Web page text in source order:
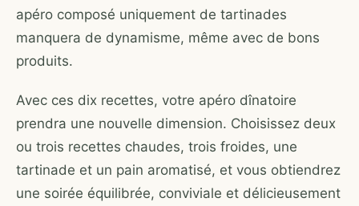
apéro composé uniquement de tartinades
manquera de dynamisme, même avec de bons
produits.
Avec ces dix recettes, votre apéro dînatoire
prendra une nouvelle dimension. Choisissez deux
ou trois recettes chaudes, trois froides, une
tartinade et un pain aromatisé, et vous obtiendrez
une soirée équilibrée, conviviale et délicieusement